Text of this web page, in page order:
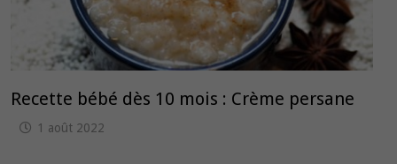
Recette bébé dès 10 mois : Crème persane
1 août 2022